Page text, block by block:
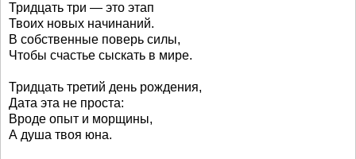
Тридцать три — это этап
Твоих новых начинаний.
В собственные поверь силы,
Чтобы счастье сыскать в мире.
Тридцать третий день рождения,
Дата эта не проста:
Вроде опыт и морщины,
А душа твоя юна.